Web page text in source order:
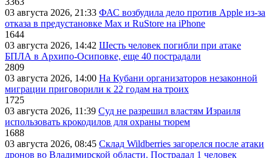
03 августа 2026, 21:33 ФАС возбудила дело против Apple из-за
отказа в предустановке Max и RuStore на iPhone
1644
03 августа 2026, 14:42 Шесть человек погибли при атаке
БПЛА в Архипо-Осиповке, еще 40 пострадали
2809
03 августа 2026, 14:00 На Кубани организаторов незаконной
миграции приговорили к 22 годам на троих
1725
03 августа 2026, 11:39 Суд не разрешил властям Израиля
использовать крокодилов для охраны тюрем
1688
03 августа 2026, 08:45 Склад Wildberries загорелся после атаки
дронов во Владимирской области. Пострадал 1 человек